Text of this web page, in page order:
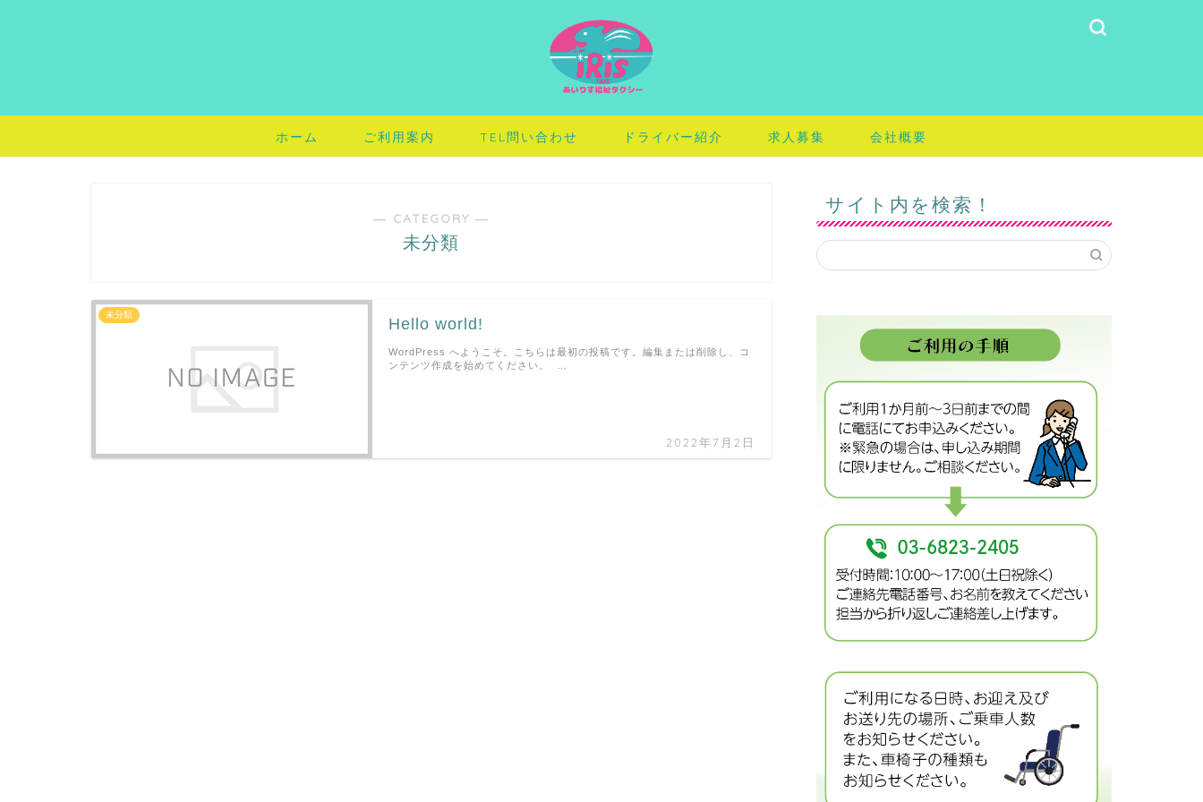
ホーム ご利用案内 TEL問い合わせ ドライバー紹介 求人募集 会社概要
― CATEGORY ―
未分類
未分類
Hello world!
2022年7月2日
WordPress へようこそ。こちらは最初の投稿です。編集または削除し、コ
ンテンツ作成を始めてください。 …
サイト内を検索！